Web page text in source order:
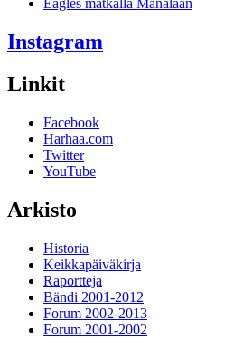
Eagles matkalla Manalaan
Instagram
Linkit
Facebook
Harhaa.com
Twitter
YouTube
Arkisto
Historia
Keikkapäiväkirja
Raportteja
Bändi 2001-2012
Forum 2002-2013
Forum 2001-2002